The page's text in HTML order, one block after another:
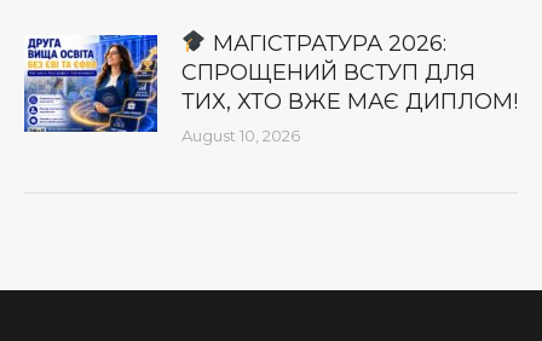
МАГІСТРАТУРА 2026:
СПРОЩЕНИЙ ВСТУП ДЛЯ
ТИХ, ХТО ВЖЕ МАЄ ДИПЛОМ!
August 10, 2026